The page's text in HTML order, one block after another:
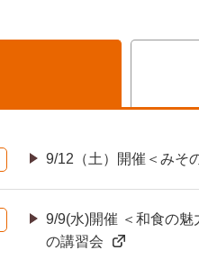
9/12（土）開催＜みそ
9/9(水)開催 ＜和食の魅
の講習会